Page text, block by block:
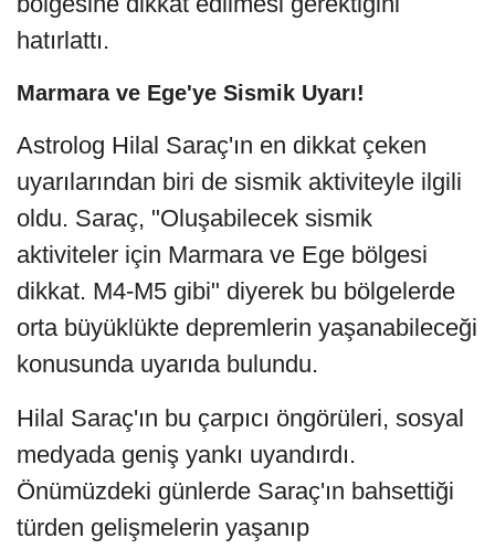
hatırlattı.
Marmara ve Ege'ye Sismik Uyarı!
Astrolog Hilal Saraç'ın en dikkat çeken
uyarılarından biri de sismik aktiviteyle ilgili
oldu. Saraç, "Oluşabilecek sismik
aktiviteler için Marmara ve Ege bölgesi
dikkat. M4-M5 gibi" diyerek bu bölgelerde
orta büyüklükte depremlerin yaşanabileceği
konusunda uyarıda bulundu.
Hilal Saraç'ın bu çarpıcı öngörüleri, sosyal
medyada geniş yankı uyandırdı.
Önümüzdeki günlerde Saraç'ın bahsettiği
türden gelişmelerin yaşanıp